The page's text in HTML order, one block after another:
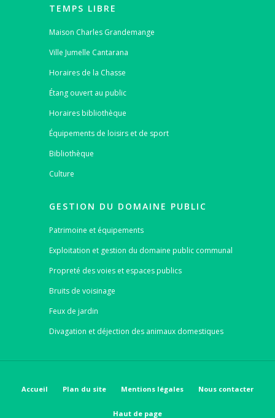
TEMPS LIBRE
Maison Charles Grandemange
Ville Jumelle Cantarana
Horaires de la Chasse
Étang ouvert au public
Horaires bibliothèque
Équipements de loisirs et de sport
Bibliothèque
Culture
GESTION DU DOMAINE PUBLIC
Patrimoine et équipements
Exploitation et gestion du domaine public communal
Propreté des voies et espaces publics
Bruits de voisinage
Feux de jardin
Divagation et déjection des animaux domestiques
Accueil Plan du site Mentions légales Nous contacter
Haut de page